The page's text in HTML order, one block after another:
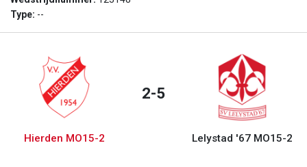
Type: --
Hierden MO15-2
2-5
Lelystad '67 MO15-2